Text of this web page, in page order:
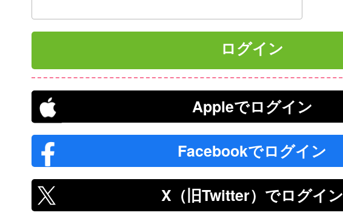
Appleでログイン
Facebookでログイン
X（旧Twitter）でログイン